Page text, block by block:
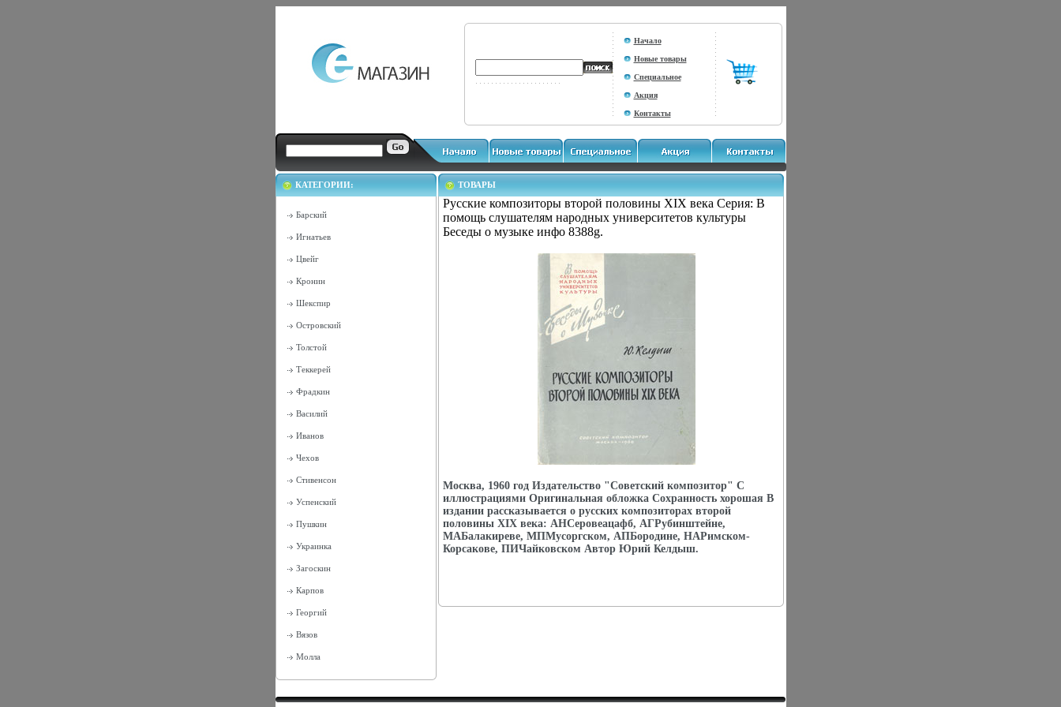
Начало
Новые товары
Специальное
Акция
Контакты
КАТЕГОРИИ:
Барский
Игнатьев
Цвейг
Кронин
Шекспир
Островский
Толстой
Теккерей
Фрадкин
Василий
Иванов
Чехов
Стивенсон
Успенский
Пушкин
Украинка
Загоскин
Карпов
Георгий
Вязов
Молла
ТОВАРЫ
Русские композиторы второй половины XIX века Серия: В
помощь слушателям народных университетов культуры
Беседы о музыке инфо 8388g.
Москва, 1960 год Издательство "Советский композитор" С
иллюстрациями Оригинальная обложка Сохранность хорошая В
издании рассказывается о русских композиторах второй
половины XIX века: АНСеровеацафб, АГРубинштейне,
МАБалакиреве, МПМусоргском, АПБородине, НАРимском-
Корсакове, ПИЧайковском Автор Юрий Келдыш.